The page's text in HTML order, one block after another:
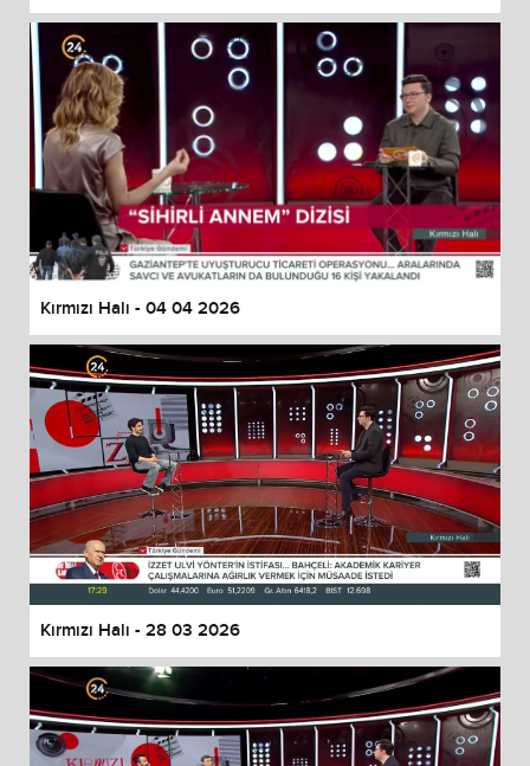
Kırmızı Halı - 04 04 2026
Kırmızı Halı - 28 03 2026